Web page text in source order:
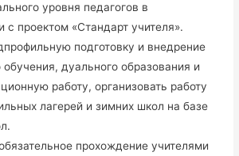
уровня педагогов в
с проектом «Стандарт учителя».
подготовку и внедрение
обучения, дуального образования и
работу, организовать работу
лагерей и зимних школ на базе
прохождение учителями